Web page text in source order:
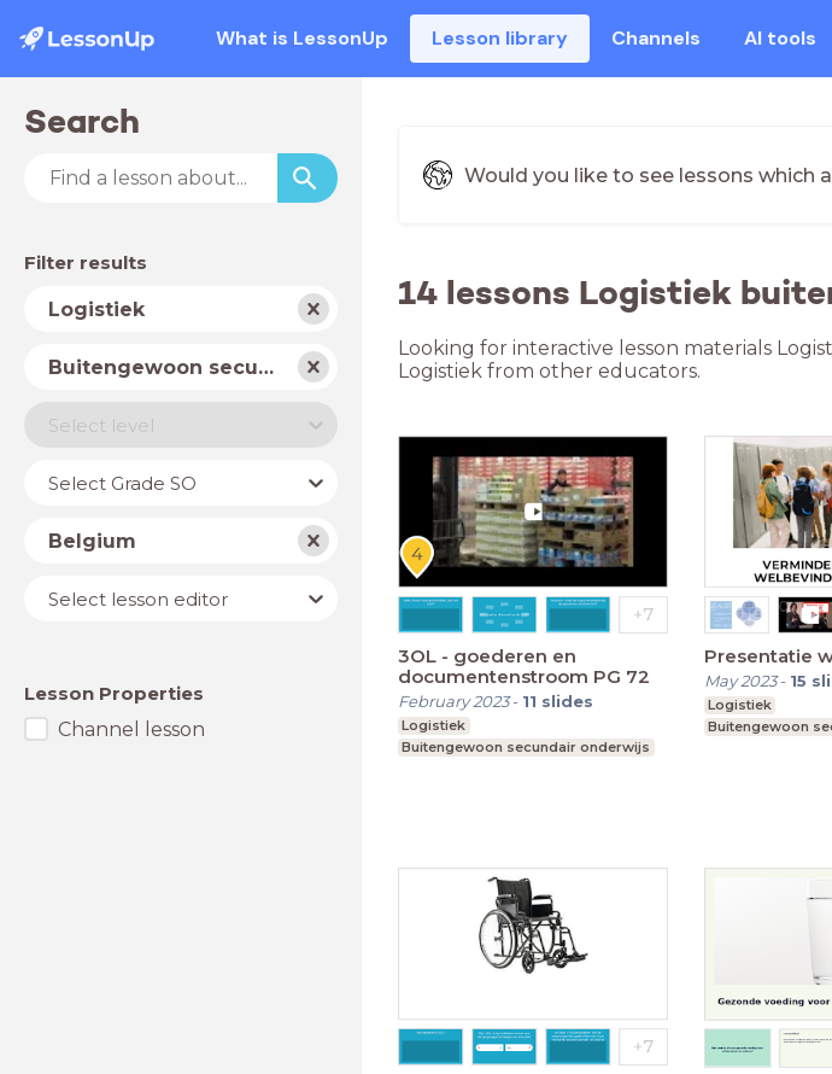
What is LessonUp Lesson library Channels AI tools
Search
Filter results
Subject
Logistiek
School
type
Buitengewoon secundair onderwijs
Level
Select level
YearSelect Grade SO
Country
Belgium
Lesson
editor
Select lesson editor
Lesson Properties
Channel lesson
Would you like to see lessons which
14 lessons Logistiek
Looking for interactive lesson materials
Logistiek from other educators.
3OL - goederen en
documentenstroom PG 72
February 2023- 11 slides
Logistiek
Buitengewoon secundair onderwijs
Presentatie
May 2023- 15
Logistiek
Buitengewoon